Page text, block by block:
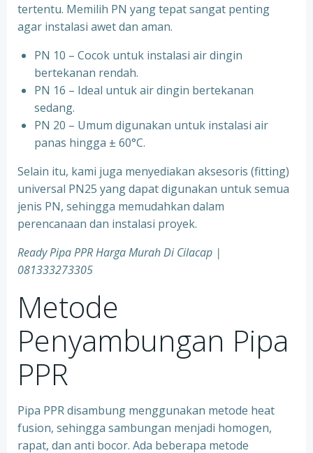
tertentu. Memilih PN yang tepat sangat penting
agar instalasi awet dan aman.
PN 10 – Cocok untuk instalasi air dingin
bertekanan rendah.
⁠PN 16 – Ideal untuk air dingin bertekanan
sedang.
⁠PN 20 – Umum digunakan untuk instalasi air
panas hingga ± 60°C.
Selain itu, kami juga menyediakan aksesoris (fitting)
universal PN25 yang dapat digunakan untuk semua
jenis PN, sehingga memudahkan dalam
perencanaan dan instalasi proyek.
Ready Pipa PPR Harga Murah Di Cilacap |
081333273305
Metode
Penyambungan Pipa
PPR
Pipa PPR disambung menggunakan metode heat
fusion, sehingga sambungan menjadi homogen,
rapat, dan anti bocor. Ada beberapa metode